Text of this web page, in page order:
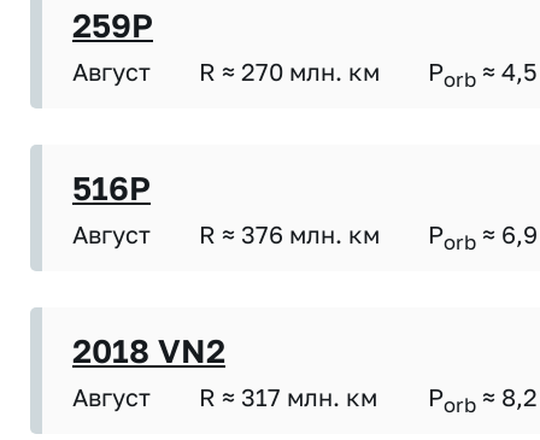
259P
Август R ≈ 270 млн. км Porb ≈ 4,5
516P
Август R ≈ 376 млн. км Porb ≈ 6,9
2018 VN2
Август R ≈ 317 млн. км Porb ≈ 8,2